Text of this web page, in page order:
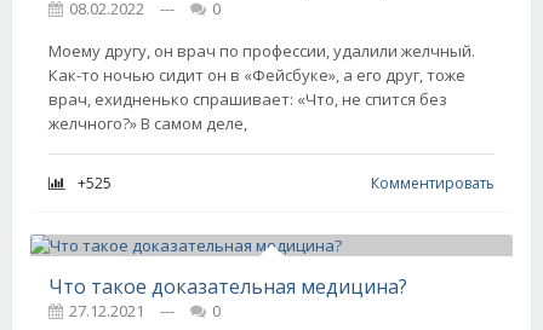
08.02.2022 ---
0
Моему другу, он врач по профессии, удалили желчный.
Как-то ночью сидит он в «Фейсбуке», а его друг, тоже
врач, ехидненько спрашивает: «Что, не спится без
желчного?» В самом деле,
+525 Комментировать
Что такое доказательная медицина?
27.12.2021 ---
0